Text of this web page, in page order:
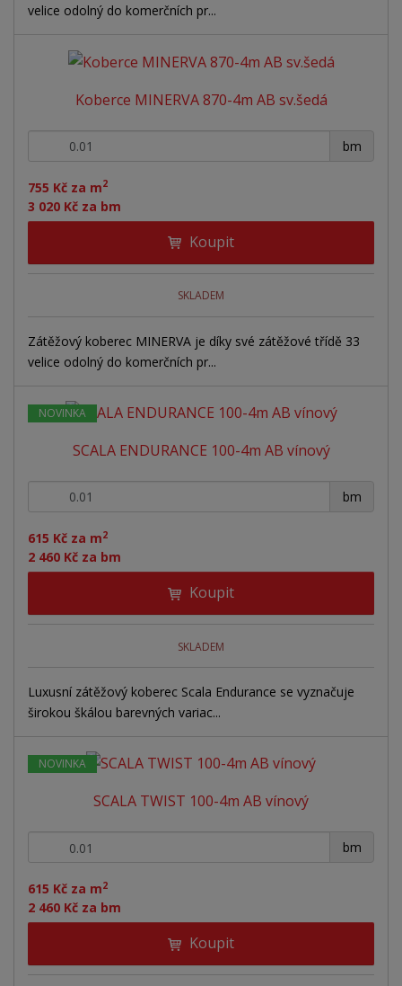
velice odolný do komerčních pr...
Koberce MINERVA 870-4m AB sv.šedá
755 Kč za m2
3 020 Kč za bm
bm
+ -
Koupit
SKLADEM
Zátěžový koberec MINERVA je díky své zátěžové třídě 33
velice odolný do komerčních pr...
NOVINKA
SCALA ENDURANCE 100-4m AB vínový
615 Kč za m2
2 460 Kč za bm
bm
+ -
Koupit
SKLADEM
Luxusní zátěžový koberec Scala Endurance se vyznačuje
širokou škálou barevných variac...
NOVINKA
SCALA TWIST 100-4m AB vínový
615 Kč za m2
2 460 Kč za bm
bm
+ -
Koupit